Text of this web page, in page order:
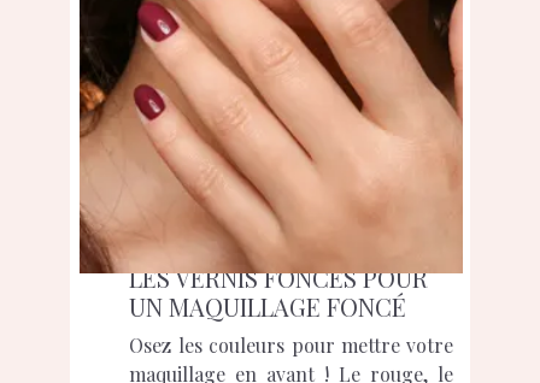
LES VERNIS FONCÉS POUR
UN MAQUILLAGE FONCÉ
Osez les couleurs pour mettre votre
maquillage en avant ! Le rouge, le